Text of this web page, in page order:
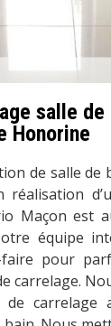
salle de
Honorine
de salle de
réalisation
Maçon est
équipe
pour
carrelage.
de carrelage